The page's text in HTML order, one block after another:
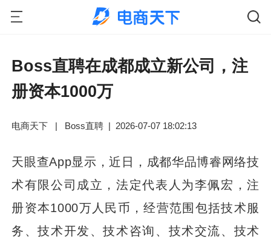
Boss直聘在成都成立新公司，注
册资本1000万
电商天下 | Boss直聘 | 2026-07-07 18:02:13
天眼查App显示，近日，成都华品博睿网络技
术有限公司成立，法定代表人为李佩宏，注
册资本1000万人民币，经营范围包括技术服
务、技术开发、技术咨询、技术交流、技术